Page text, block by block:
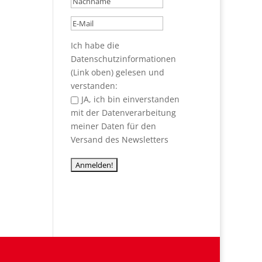
Ich habe die
Datenschutzinformationen
(Link oben) gelesen und
verstanden:
JA, ich bin einverstanden
mit der Datenverarbeitung
meiner Daten für den
Versand des Newsletters